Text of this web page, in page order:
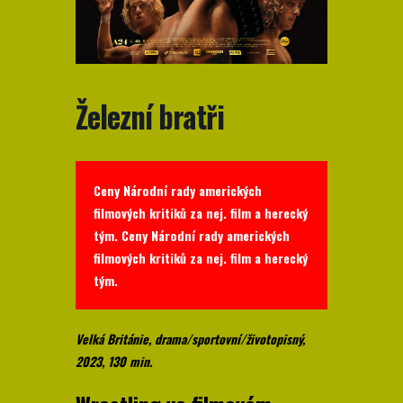
Železní bratři
Ceny Národní rady amerických
filmových kritiků za nej. film a herecký
tým. Ceny Národní rady amerických
filmových kritiků za nej. film a herecký
tým.
Velká Británie, drama/sportovní/životopisný,
2023, 130 min.